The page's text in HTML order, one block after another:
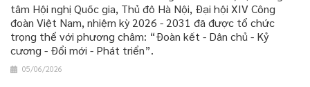
tâm Hội nghị Quốc gia, Thủ đô Hà Nội, Đại hội XIV Công
đoàn Việt Nam, nhiệm kỳ 2026 - 2031 đã được tổ chức
trọng thể với phương châm: “Đoàn kết - Dân chủ - Kỷ
cương - Đổi mới - Phát triển”.
05/06/2026